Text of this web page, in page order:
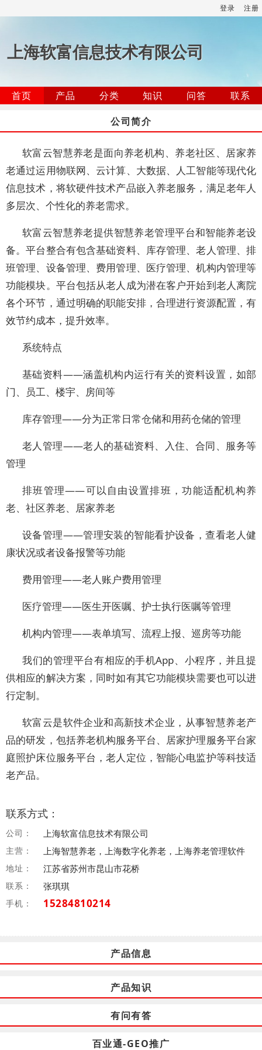
登录 注册
上海软富信息技术有限公司
首页 产品 分类 知识 问答
联系
公司简介
软富云智慧养老是面向养老机构、养老社区、居家养
老通过运用物联网、云计算、大数据、人工智能等现代化
信息技术，将软硬件技术产品嵌入养老服务，满足老年人
多层次、个性化的养老需求。
软富云智慧养老提供智慧养老管理平台和智能养老设
备。平台整合有包含基础资料、库存管理、老人管理、排
班管理、设备管理、费用管理、医疗管理、机构内管理等
功能模块。平台包括从老人成为潜在客户开始到老人离院
各个环节，通过明确的职能安排，合理进行资源配置，有
效节约成本，提升效率。
系统特点
基础资料——涵盖机构内运行有关的资料设置，如部
门、员工、楼宇、房间等
库存管理——分为正常日常仓储和用药仓储的管理
老人管理——老人的基础资料、入住、合同、服务等
管理
排班管理——可以自由设置排班，功能适配机构养
老、社区养老、居家养老
设备管理——管理安装的智能看护设备，查看老人健
康状况或者设备报警等功能
费用管理——老人账户费用管理
医疗管理——医生开医嘱、护士执行医嘱等管理
机构内管理——表单填写、流程上报、巡房等功能
我们的管理平台有相应的手机App、小程序，并且提
供相应的解决方案，同时如有其它功能模块需要也可以进
行定制。
软富云是软件企业和高新技术企业，从事智慧养老产
品的研发，包括养老机构服务平台、居家护理服务平台家
庭照护床位服务平台，老人定位，智能心电监护等科技适
老产品。
联系方式：
公司： 上海软富信息技术有限公司
主营： 上海智慧养老，上海数字化养老，上海养老管理软件
地址： 江苏省苏州市昆山市花桥
联系： 张琪琪
手机： 15284810214
产品信息
产品知识
有问有答
百业通-GEO推广